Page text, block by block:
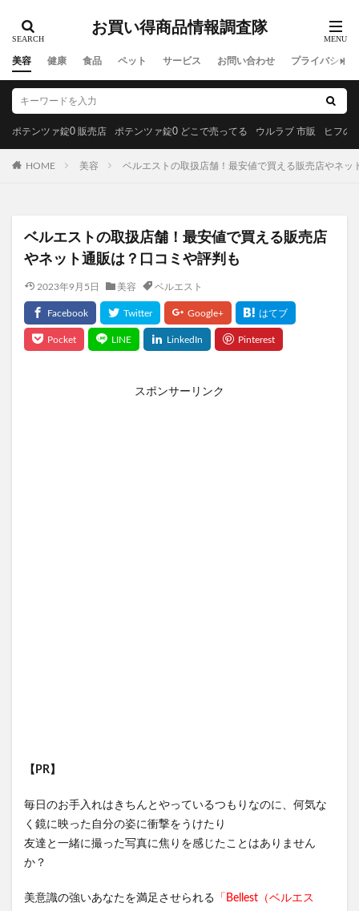
お買い得商品情報調査隊
美容 健康 食品 ペット サービス お問い合わせ プライバシー
ポテンツァ錠0 販売店 ポテンツァ錠0 どこで売ってる ウルラブ 市販 ヒフの
HOME 美容 ベルエストの取扱店舗！最安値で買える販売店やネッ
ベルエストの取扱店舗！最安値で買える販売店
やネット通販は？口コミや評判も
2023年9月5日 美容 ベルエスト
スポンサーリンク
【PR】
毎日のお手入れはきちんとやっているつもりなのに、何気な
く鏡に映った自分の姿に衝撃をうけたり
友達と一緒に撮った写真に焦りを感じたことはありません
か？
美意識の強いあなたを満足させられる 「Bellest（ベルエス